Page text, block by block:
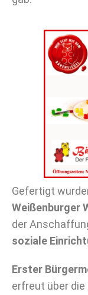
Gefertigt
Weißenburger
der
soziale
Erster
erfreut über